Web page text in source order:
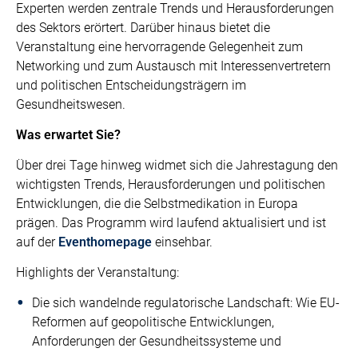
Experten werden zentrale Trends und Herausforderungen
des Sektors erörtert. Darüber hinaus bietet die
Veranstaltung eine hervorragende Gelegenheit zum
Networking und zum Austausch mit Interessenvertretern
und politischen Entscheidungsträgern im
Gesundheitswesen.
Was erwartet Sie?
Über drei Tage hinweg widmet sich die Jahrestagung den
wichtigsten Trends, Herausforderungen und politischen
Entwicklungen, die die Selbstmedikation in Europa
prägen. Das Programm wird laufend aktualisiert und ist
auf der Eventhomepage einsehbar.
Highlights der Veranstaltung:
Die sich wandelnde regulatorische Landschaft: Wie EU-
Reformen auf geopolitische Entwicklungen,
Anforderungen der Gesundheitssysteme und